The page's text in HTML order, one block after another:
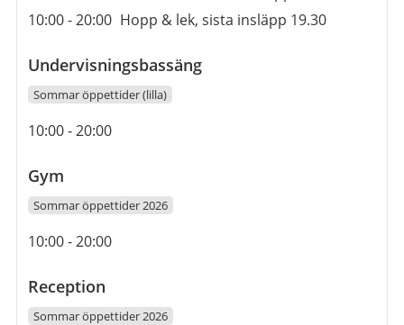
10:00-20:00 Hopp & lek, sista insläpp 19.30
Undervisningsbassäng
Sommar öppettider (lilla)
Öppettider
10:00-20:00
Gym
Sommar öppettider 2026
Öppettider
10:00-20:00
Reception
Sommar öppettider 2026